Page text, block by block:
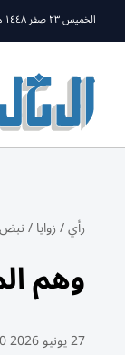
الخميس ٢٣ صفر ١٤٤٨ ه - ٠٦ أغسطس ٢٠٢٦
رأي/زوايا/نبض
وهم
27 يونيو 2026 00:10 صباحًا